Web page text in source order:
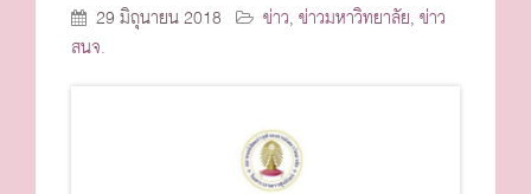
29 มิถุนายน 2018 ข่าว,ข่าวมหาวิทยาลัย,ข่าว
สนจ.